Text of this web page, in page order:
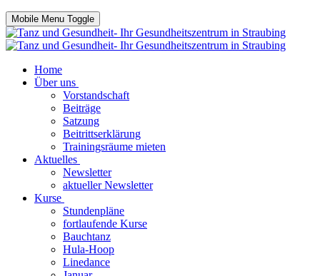
Mobile Menu Toggle
Home
Über uns
Vorstandschaft
Beiträge
Satzung
Beitrittserklärung
Trainingsräume mieten
Aktuelles
Newsletter
aktueller Newsletter
Kurse
Stundenpläne
fortlaufende Kurse
Bauchtanz
Hula-Hoop
Linedance